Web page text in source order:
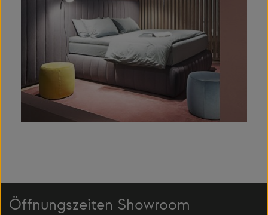
Öffnungszeiten Showroom